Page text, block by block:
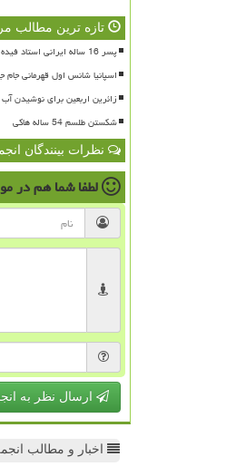
تازه ترین مطالب
پسر 16 ساله ایرانی استاد فیده شد
اسپانیا شانس اول قهرمانی جام
زائرین اربعین برای نوشیدن
شکستن طلسم 54 ساله هاکی
نظرات بینندگان
لطفا شما همدر
ارسال نظر به
اخبار و مطالب